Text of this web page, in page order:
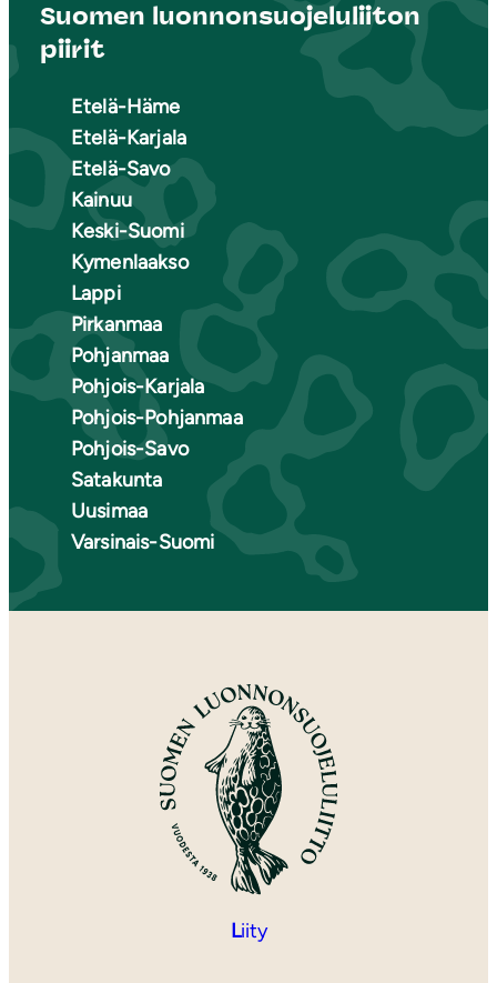
Suomen luonnonsuojeluliiton
piirit
Etelä-Häme
Etelä-Karjala
Etelä-Savo
Kainuu
Keski-Suomi
Kymenlaakso
Lappi
Pirkanmaa
Pohjanmaa
Pohjois-Karjala
Pohjois-Pohjanmaa
Pohjois-Savo
Satakunta
Uusimaa
Varsinais-Suomi
Liity